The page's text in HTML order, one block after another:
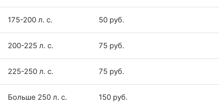
175-200 л. с. 50 руб.
200-225 л. с. 75 руб.
225-250 л. с. 75 руб.
Больше 250 л. с. 150 руб.